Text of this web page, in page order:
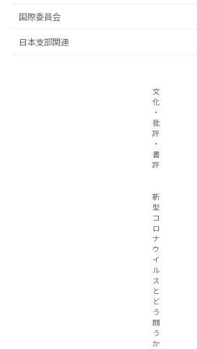
国際委員会
日本支部関連
文
化
・
批
評
・
書
評
新
型
コ
ロ
ナ
ウ
イ
ル
ス
と
ど
う
闘
う
か